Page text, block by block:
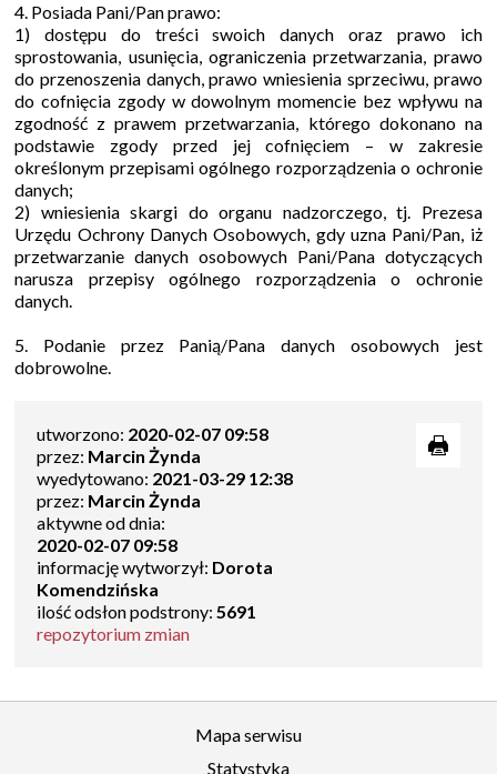
4. Posiada Pani/Pan prawo:
1) dostępu do treści swoich danych oraz prawo ich
sprostowania, usunięcia, ograniczenia przetwarzania, prawo
do przenoszenia danych, prawo wniesienia sprzeciwu, prawo
do cofnięcia zgody w dowolnym momencie bez wpływu na
zgodność z prawem przetwarzania, którego dokonano na
podstawie zgody przed jej cofnięciem – w zakresie
określonym przepisami ogólnego rozporządzenia o ochronie
danych;
2) wniesienia skargi do organu nadzorczego, tj. Prezesa
Urzędu Ochrony Danych Osobowych, gdy uzna Pani/Pan, iż
przetwarzanie danych osobowych Pani/Pana dotyczących
narusza przepisy ogólnego rozporządzenia o ochronie
danych.
5. Podanie przez Panią/Pana danych osobowych jest
dobrowolne.
utworzono: 2020-02-07 09:58
przez: Marcin Żynda
wyedytowano: 2021-03-29 12:38
przez: Marcin Żynda
aktywne od dnia:
2020-02-07 09:58
informację wytworzył: Dorota
Komendzińska
ilość odsłon podstrony:5691
repozytorium zmian
Mapa serwisu
Statystyka